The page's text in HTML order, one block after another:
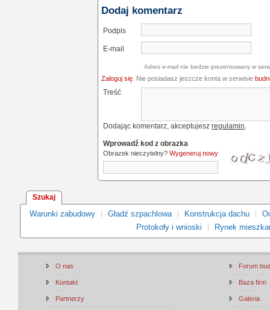
Dodaj komentarz
Podpis
E-mail
Adres e-mail nie bedzie prezentowany w
Zaloguj się . Nie posiadasz jeszcze konta w serwisie
Treść
Dodając komentarz, akceptujesz regulamin.
Wprowadź kod z obrazka
Obrazek nieczytelny? Wygeneruj nowy
Szukaj
Warunki zabudowy Gładź szpachlowa Konstrukcja dachu
Protokoły i wnioski
Rynek
O nas
Kontakt
Partnerzy
Forum
Baza firm
Galeria